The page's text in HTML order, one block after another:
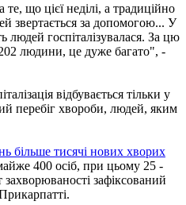
що цієї неділі, а традиційно
звертається за допомогою... У
людей госпіталізувалася. За цю
людини, це дуже багато", -
відбувається тільки у
перебіг хвороби, людей, яким
більше тисячі нових хворих
400 осіб, при цьому 25 -
зафіксований